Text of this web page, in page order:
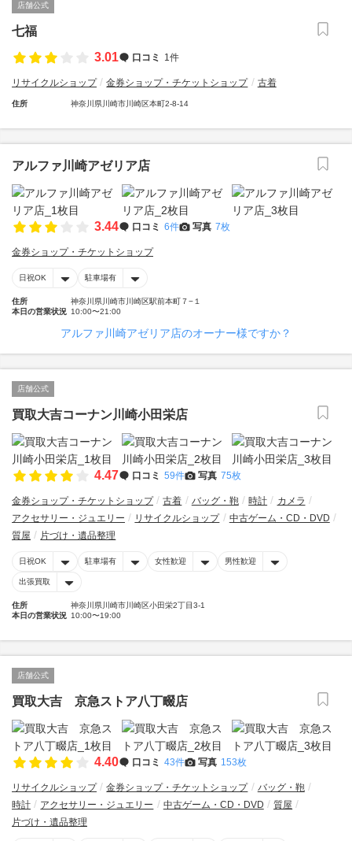
店舗公式
七福
3.01
口コミ 1件
リサイクルショップ 金券ショップ・チケットショップ 古着
住所 神奈川県川崎市川崎区本町2-8-14
アルファ川崎アゼリア店
3.44 口コミ 6件 写真 7枚
金券ショップ・チケットショップ
日祝OK 駐車場有
住所
神奈川県川崎市川崎区駅前本町７−１
本日の営業状況 10:00〜21:00
アルファ川崎アゼリア店のオーナー様ですか？
店舗公式
買取大吉コーナン川崎小田栄店
4.47 口コミ 59件 写真 75枚
金券ショップ・チケットショップ 古着 バッグ・鞄 時計
カメラ
アクセサリー・ジュエリー
リサイクルショップ
中古ゲーム・CD・DVD
質屋
片づけ・遺品整理
日祝OK 駐車場有 女性歓迎 男性歓迎
出張買取
住所
神奈川県川崎市川崎区小田栄2丁目3-1
本日の営業状況 10:00〜19:00
店舗公式
買取大吉 京急ストア八丁畷店
4.40 口コミ 43件 写真 153枚
リサイクルショップ 金券ショップ・チケットショップ
バッグ・鞄
時計
アクセサリー・ジュエリー 中古ゲーム・CD・DVD
質屋
片づけ・遺品整理